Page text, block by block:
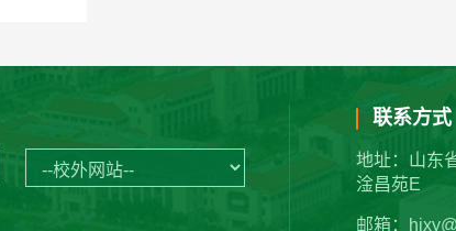
联系方式
地址：山东
淦昌苑E
邮箱：